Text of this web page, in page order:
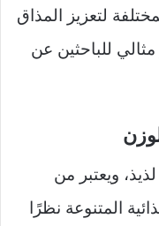
لتعزيز المذاق
مثالي للباحثين عن
ويعتبر من
المتنوعة نظرًا